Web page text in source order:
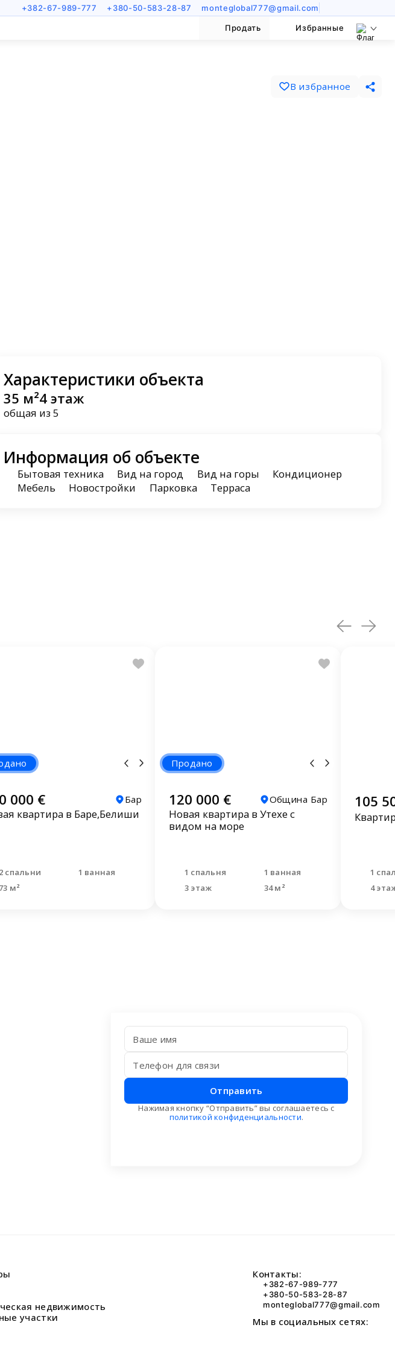
+382-67-989-777 +380-50-583-28-87 monteglobal777@gmail.com
Продать Избранные
В избранное
Характеристики объекта
35 м²
общая
4 этаж
из 5
Информация об объекте
Бытовая техника Вид на город Вид на горы
Кондиционер
Мебель
Новостройки Парковка Терраса
000 € Бар
квартира в Баре,Белиши
2 спальни
1 ванная
73 м²
Продано
120 000 € Община Бар
Новая квартира в Утехе с
видом на море
1 спальня
1 ванная
3 этаж
34 м²
105
1
4
Отправить
Нажимая кнопку “Отправить” вы соглашаетесь с
политикой конфиденциальности.
недвижимость
участки
Контакты:
+382-67-989-777
+380-50-583-28-87
monteglobal777@gmail.com
Мы в социальных сетях: